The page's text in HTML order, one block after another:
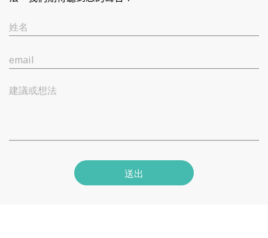
姓名
email
建議或想法
送出